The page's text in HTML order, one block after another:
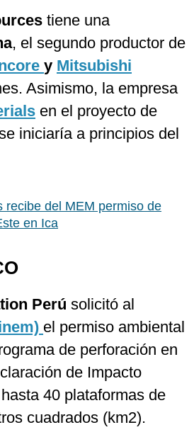
tiene una
, el segundo productor de
y Mitsubishi
Asimismo, la empresa
en el proyecto de
iniciaría a principios del
recibe del MEM permiso de
en Ica
Perú solicitó al
el permiso ambiental
de perforación en
de Impacto
40 plataformas de
cuadrados (km2).